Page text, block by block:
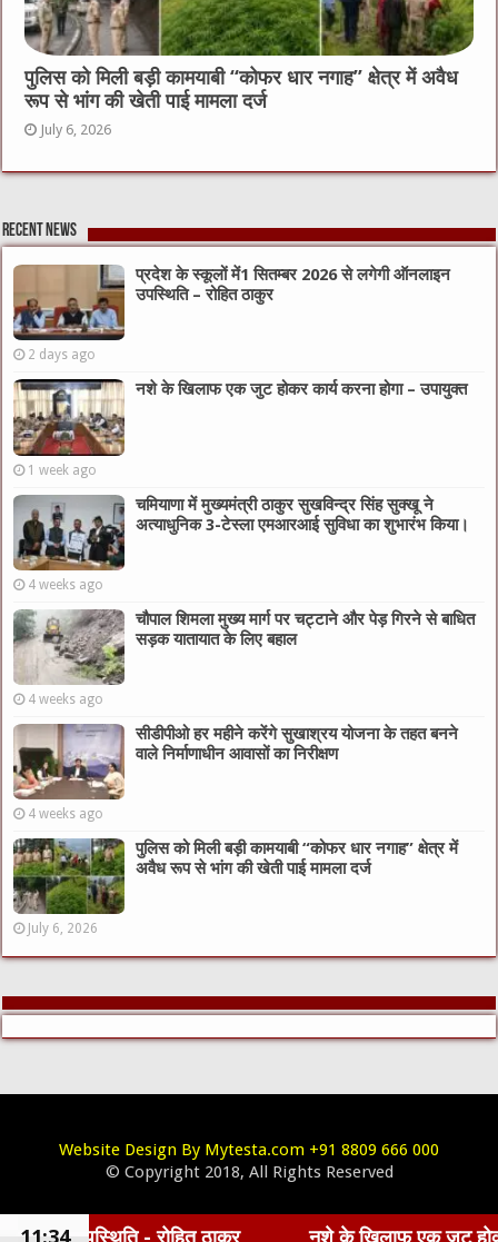
पुलिस को मिली बड़ी कामयाबी “कोफर धार नगाह” क्षेत्र में अवैध
रूप से भांग की खेती पाई मामला दर्ज
July 6, 2026
Recent News
प्रदेश के स्कूलों में1 सितम्बर 2026 से लगेगी ऑनलाइन
उपस्थिति – रोहित ठाकुर
2 days ago
नशे के खिलाफ एक जुट होकर कार्य करना होगा – उपायुक्त
1 week ago
चमियाणा में मुख्यमंत्री ठाकुर सुखविन्द्र सिंह सुक्खू ने
अत्याधुनिक 3-टेस्ला एमआरआई सुविधा का शुभारंभ किया।
4 weeks ago
चौपाल शिमला मुख्य मार्ग पर चट्टाने और पेड़ गिरने से बाधित
सड़क यातायात के लिए बहाल
4 weeks ago
सीडीपीओ हर महीने करेंगे सुखाश्रय योजना के तहत बनने
वाले निर्माणाधीन आवासों का निरीक्षण
4 weeks ago
पुलिस को मिली बड़ी कामयाबी “कोफर धार नगाह” क्षेत्र में
अवैध रूप से भांग की खेती पाई मामला दर्ज
July 6, 2026
Website Design By Mytesta.com +91 8809 666 000
© Copyright 2018, All Rights Reserved
ठाकुर नशे के खिलाफ एक जुट होकर कार्य करना होगा -
11:34